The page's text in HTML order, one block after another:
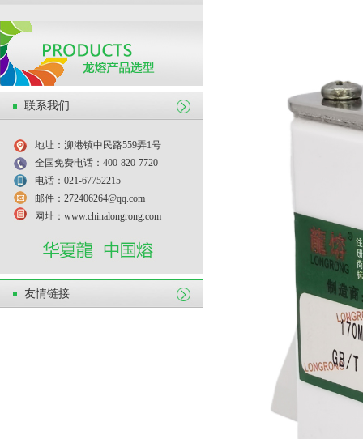
联系我们
地址：泖港镇中民路559弄1号
全国免费电话：400-820-7720
电话：021-67752215
邮件：272406264@qq.com
网址：www.chinalongrong.com
友情链接